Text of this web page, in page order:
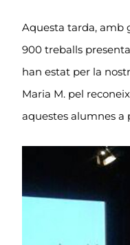
Aquesta tarda, amb
900 treballs
han estat per la
Maria M. pel
aquestes alumnes a